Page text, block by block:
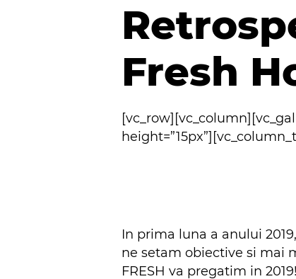
Fresh
In prima luna a anului
ne setam obiective si mai
FRESH va pregatim in 2019!